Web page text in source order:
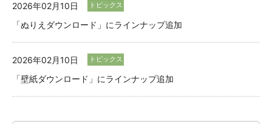
2026年02月10日 トピックス
「ぬりえダウンロード」にラインナップ追加
2026年02月10日 トピックス
「壁紙ダウンロード」にラインナップ追加